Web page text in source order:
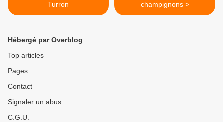
Turron
champignons >
Hébergé par Overblog
Top articles
Pages
Contact
Signaler un abus
C.G.U.